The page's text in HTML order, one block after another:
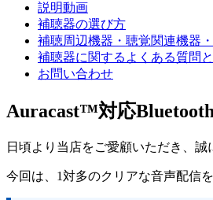
説明動画
補聴器の選び方
補聴周辺機器・聴覚関連機器
補聴器に関するよくある質問と
お問い合わせ
Auracast™対応
日頃より当店をご愛顧いただき、誠
今回は、1対多のクリアな音声配信